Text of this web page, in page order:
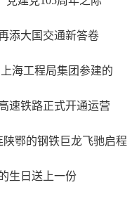
添大国交通新答卷
海工程局集团参建的
速铁路正式开通运营
鄂的钢铁巨龙飞驰启程
生日送上一份